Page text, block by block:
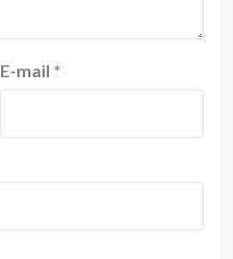
E-mail *